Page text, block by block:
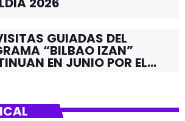
GUIADAS DEL
“BILBAO IZAN”
EN JUNIO POR EL